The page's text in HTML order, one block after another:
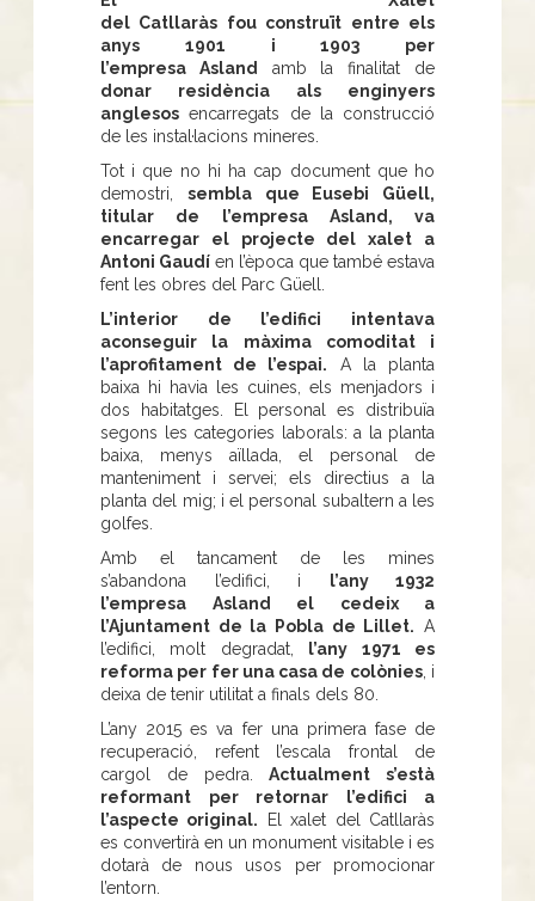
del Catllaràs fou construït entre els
anys 1901 i 1903 per
l’empresa Asland
amb la finalitat de
donar residència als enginyers
anglesos encarregats de la construcció
de les instal·lacions mineres.
Tot i que no hi ha cap document que ho
demostri, sembla que Eusebi Güell,
titular de l’empresa Asland, va
encarregar el projecte del xalet a
Antoni Gaudí en l’època que també estava
fent les obres del Parc Güell.
L’interior de l’edifici intentava
aconseguir la màxima comoditat i
l’aprofitament de l’espai. A la planta
baixa hi havia les cuines, els menjadors i
dos habitatges. El personal es distribuïa
segons les categories laborals: a la planta
baixa, menys aïllada, el personal de
manteniment i servei; els directius a la
planta del mig; i el personal subaltern a les
golfes.
Amb el tancament de les mines
s’abandona l’edifici, i
l’any 1932
l’empresa Asland el cedeix a
l’Ajuntament de la Pobla de Lillet. A
l’edifici, molt degradat,
l’any 1971 es
reforma per fer una casa de colònies, i
deixa de tenir utilitat a finals dels 80.
L’any 2015 es va fer una primera fase de
recuperació, refent l’escala frontal de
cargol de pedra.Actualment s’està
reformant per retornar l’edifici a
l’aspecte original. El xalet del Catllaràs
es convertirà en un monument visitable i es
dotarà de nous usos per promocionar
l’entorn.